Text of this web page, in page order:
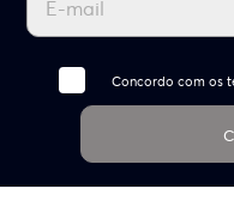
Concordo com os